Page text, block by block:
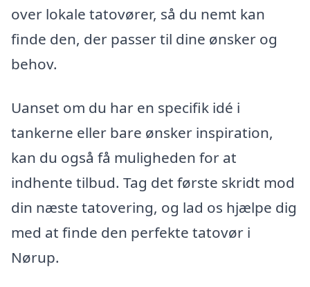
over lokale tatovører, så du nemt kan
finde den, der passer til dine ønsker og
behov.
Uanset om du har en specifik idé i
tankerne eller bare ønsker inspiration,
kan du også få muligheden for at
indhente tilbud. Tag det første skridt mod
din næste tatovering, og lad os hjælpe dig
med at finde den perfekte tatovør i
Nørup.